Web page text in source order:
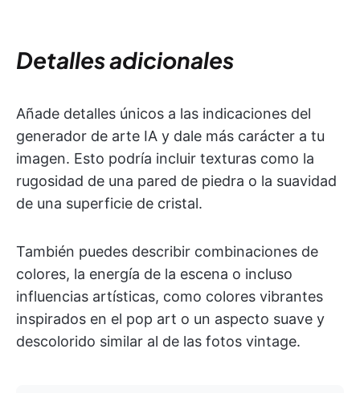
Detalles adicionales
Añade detalles únicos a las indicaciones del
generador de arte IA y dale más carácter a tu
imagen. Esto podría incluir texturas como la
rugosidad de una pared de piedra o la suavidad
de una superficie de cristal.
También puedes describir combinaciones de
colores, la energía de la escena o incluso
influencias artísticas, como colores vibrantes
inspirados en el pop art o un aspecto suave y
descolorido similar al de las fotos vintage.